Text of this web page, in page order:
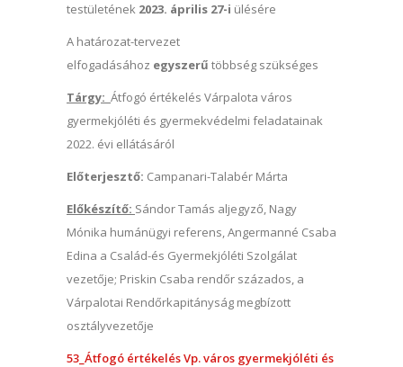
testületének 2023. április 27-i ülésére
A határozat-tervezet
elfogadásához egyszerű többség szükséges
Tárgy: Átfogó értékelés Várpalota város
gyermekjóléti és gyermekvédelmi feladatainak
2022. évi ellátásáról
Előterjesztő: Campanari-Talabér Márta
Előkészítő: Sándor Tamás aljegyző, Nagy
Mónika humánügyi referens, Angermanné Csaba
Edina a Család-és Gyermekjóléti Szolgálat
vezetője; Priskin Csaba rendőr százados, a
Várpalotai Rendőrkapitányság megbízott
osztályvezetője
53_Átfogó értékelés Vp. város gyermekjóléti és